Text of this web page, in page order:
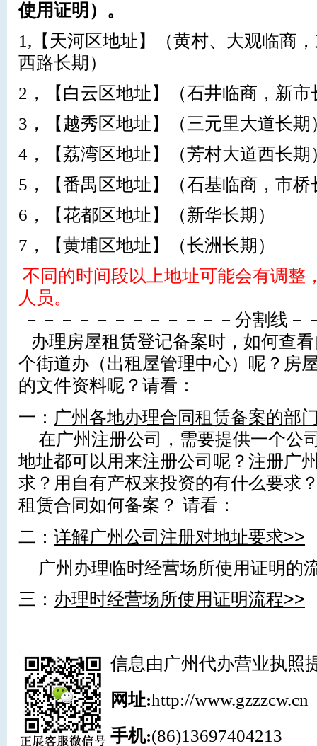
使用证明）。
1,【天河区地址】（黄村、大观临商
西路长期）
2，【白云区地址】（石井临商，新市
3，【越秀区地址】（三元里大道长期
4，【荔湾区地址】（芳村大道西长期
5，【番禺区地址】（石基临商，市桥
6，【花都区地址】（新华长期）
7，【黄埔区地址】（长洲长期）
不同的时间段以上地址可能会有调整
人员。
－－－－－－－－－－－－分割线－
办理房屋租赁登记备案时，如何查
个街道办（出租屋管理中心）呢？房
的文件资料呢？请看：
一： 广州各地办理合同租赁备案的部
在广州注册公司，需要提供一个公
地址都可以用来注册公司呢？注册广
求？用自有产权来投资的有什么要求
租赁合同如何备案？ 请看：
二： 详解广州公司注册对地址要求>>
广州办理临时经营场所使用证明的
三： 办理时经营场所使用证明流程>>
信息由广州代办营业执照
网址:http://www.gzzzcw.cn
手机:(86)13697404213